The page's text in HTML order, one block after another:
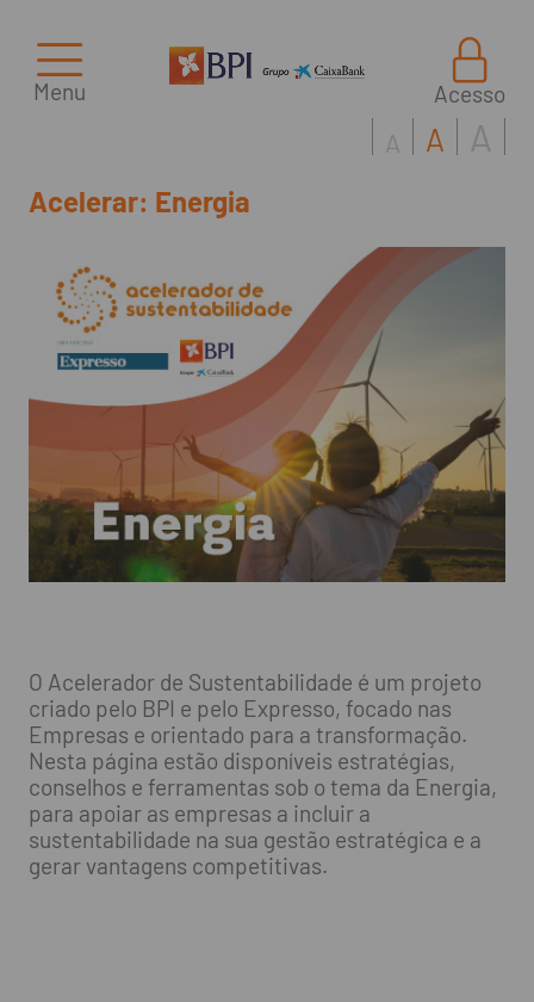
Menu Acesso
Acelerar: Energia
A A A
O Acelerador de Sustentabilidade é um projeto
criado pelo BPI e pelo Expresso, focado nas
Empresas e orientado para a transformação.
Nesta página estão disponíveis estratégias,
conselhos e ferramentas sob o tema da Energia,
para apoiar as empresas a incluir a
sustentabilidade na sua gestão estratégica e a
gerar vantagens competitivas.